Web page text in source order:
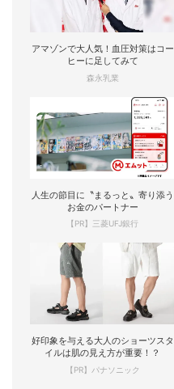
アマゾンで大人気！血圧対策はコー
ヒーに足してみて
森永乳業
人生の節目に〝まるっと〟寄り添う
お金のパートナー
【PR】三菱UFJ銀行
好印象を与える大人のショーツスタ
イルは肌の見え方が重要！？
【PR】パナソニック